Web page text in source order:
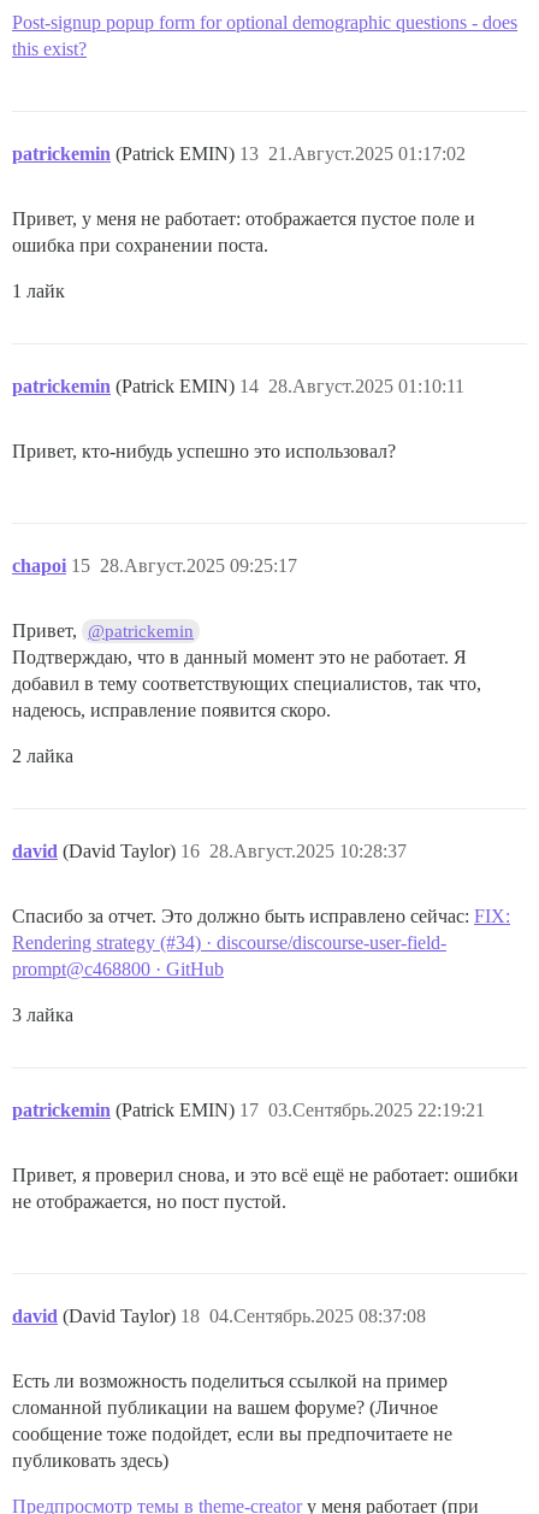
Post-signup popup form for optional demographic questions - does
this exist?
patrickemin (Patrick EMIN) 21.Август.2025 01:17:02
13
Привет, у меня не работает: отображается пустое поле и
ошибка при сохранении поста.
1 лайк
patrickemin (Patrick EMIN) 28.Август.2025 01:10:11
14
Привет, кто-нибудь успешно это использовал?
chapoi 28.Август.2025 09:25:17
15
Привет, @patrickemin
Подтверждаю, что в данный момент это не работает. Я
добавил в тему соответствующих специалистов, так что,
надеюсь, исправление появится скоро.
2 лайка
david (David Taylor) 28.Август.2025 10:28:37
16
Спасибо за отчет. Это должно быть исправлено сейчас: FIX:
Rendering strategy (#34) · discourse/discourse-user-field-
prompt@c468800 · GitHub
3 лайка
patrickemin (Patrick EMIN) 03.Сентябрь.2025 22:19:21
17
Привет, я проверил снова, и это всё ещё не работает: ошибки
не отображается, но пост пустой.
david (David Taylor) 04.Сентябрь.2025 08:37:08
18
Есть ли возможность поделиться ссылкой на пример
сломанной публикации на вашем форуме? (Личное
сообщение тоже подойдет, если вы предпочитаете не
публиковать здесь)
Предпросмотр темы в theme-creatorу меня работает (при